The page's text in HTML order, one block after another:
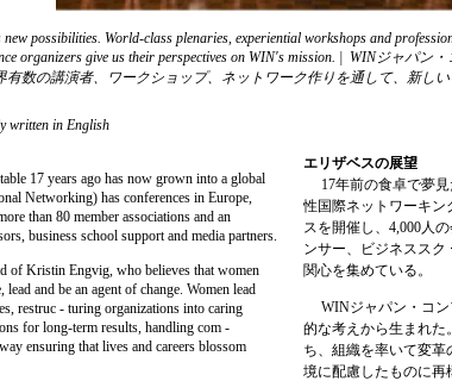
possibilities. World-class plenaries, experiential workshops and
organizers give us their perspectives on WIN's mission. |
WINジャパン
数の講演者、ワークショップ、ネットワーク作りを通して、新しい
written in English
17 years ago has now grown into a global
Networking) has conferences in Europe,
than 80 member associations and an
business school support and media partners.
Kristin Engvig, who believes that women
and be an agent of change. Women lead
restruc - turing organizations into caring
for long-term results, handling com -
ensuring that lives and careers blossom
エリザベスの展望
17年前の食卓で夢見
性国際ネットワーキン
スを開催し、 4,000人の
ンサー、ビジネススク
関心を集めている。
WINジャパン・コ
的な考えから生まれた
ち、組織を率いて変
境に配慮したものに再